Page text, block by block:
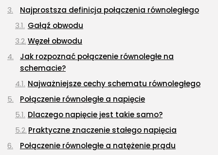
Najprostsza definicja połączenia równoległego
Gałąź obwodu
Węzeł obwodu
Jak rozpoznać połączenie równoległe na
schemacie?
Najważniejsze cechy schematu równoległego
Połączenie równoległe a napięcie
Dlaczego napięcie jest takie samo?
Praktyczne znaczenie stałego napięcia
Połączenie równoległe a natężenie prądu